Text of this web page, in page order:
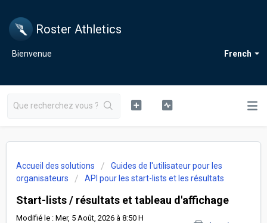
Roster Athletics
French
Bienvenue
Accueil des solutions
Guides de l'utilisateur pour les
organisateurs
API pour les start-lists et les résultats
Start-lists / résultats et tableau d'affichage
Modifié le : Mer, 5 Août, 2026 à 8:50 H